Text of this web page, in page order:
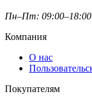
Пн–Пт:
Компания
О нас
Покупателям